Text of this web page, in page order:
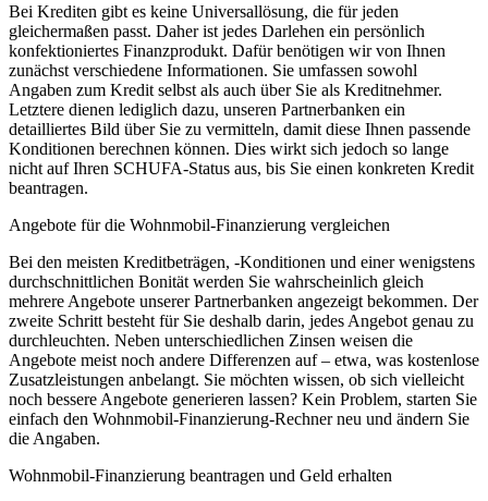
Bei Krediten gibt es keine Universallösung, die für jeden
gleichermaßen passt. Daher ist jedes Darlehen ein persönlich
konfektioniertes Finanzprodukt. Dafür benötigen wir von Ihnen
zunächst verschiedene Informationen. Sie umfassen sowohl
Angaben zum Kredit selbst als auch über Sie als Kreditnehmer.
Letztere dienen lediglich dazu, unseren Partnerbanken ein
detailliertes Bild über Sie zu vermitteln, damit diese Ihnen passende
Konditionen berechnen können. Dies wirkt sich jedoch so lange
nicht auf Ihren SCHUFA-Status aus, bis Sie einen konkreten Kredit
beantragen.
Angebote für die Wohnmobil-Finanzierung vergleichen
Bei den meisten Kreditbeträgen, -Konditionen und einer wenigstens
durchschnittlichen Bonität werden Sie wahrscheinlich gleich
mehrere Angebote unserer Partnerbanken angezeigt bekommen. Der
zweite Schritt besteht für Sie deshalb darin, jedes Angebot genau zu
durchleuchten. Neben unterschiedlichen Zinsen weisen die
Angebote meist noch andere Differenzen auf – etwa, was kostenlose
Zusatzleistungen anbelangt. Sie möchten wissen, ob sich vielleicht
noch bessere Angebote generieren lassen? Kein Problem, starten Sie
einfach den Wohnmobil-Finanzierung-Rechner neu und ändern Sie
die Angaben.
Wohnmobil-Finanzierung beantragen und Geld erhalten